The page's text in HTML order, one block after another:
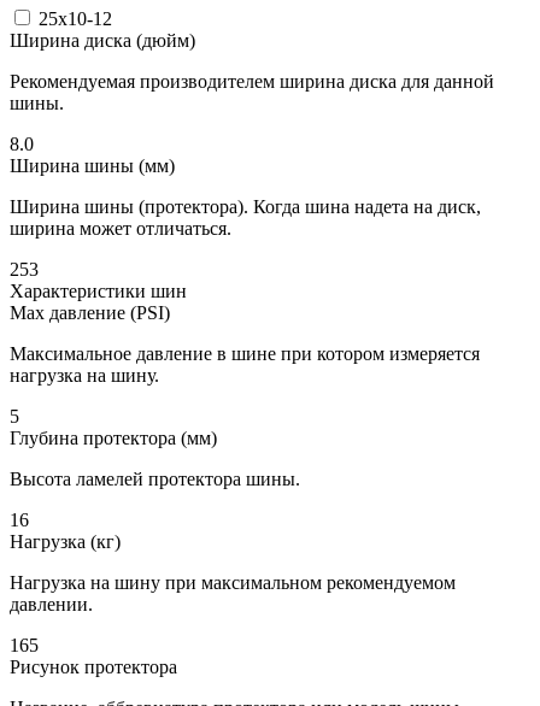
25x10-12
Ширина диска (дюйм)
Рекомендуемая производителем ширина диска для данной
шины.
8.0
Ширина шины (мм)
Ширина шины (протектора). Когда шина надета на диск,
ширина может отличаться.
253
Характеристики шин
Max давление (PSI)
Максимальное давление в шине при котором измеряется
нагрузка на шину.
5
Глубина протектора (мм)
Высота ламелей протектора шины.
16
Нагрузка (кг)
Нагрузка на шину при максимальном рекомендуемом
давлении.
165
Рисунок протектора